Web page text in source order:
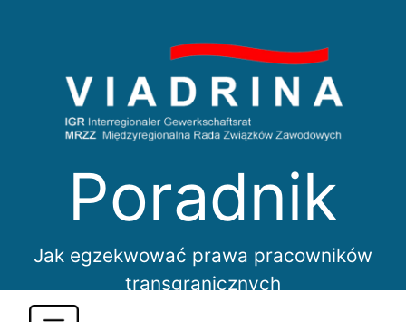
Poradnik
Jak egzekwować prawa pracowników
transgranicznych